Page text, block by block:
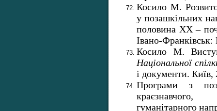
Косило М.
у позашкільних
половина ХХ –
Івано-
Косило М.
Національної
і документи.
Програми з
краєзнавчого,
гуманітарного